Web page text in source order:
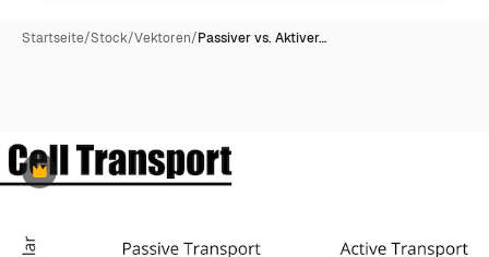
Startseite/Stock/Vektoren/Passiver vs. Aktiver…
Premium